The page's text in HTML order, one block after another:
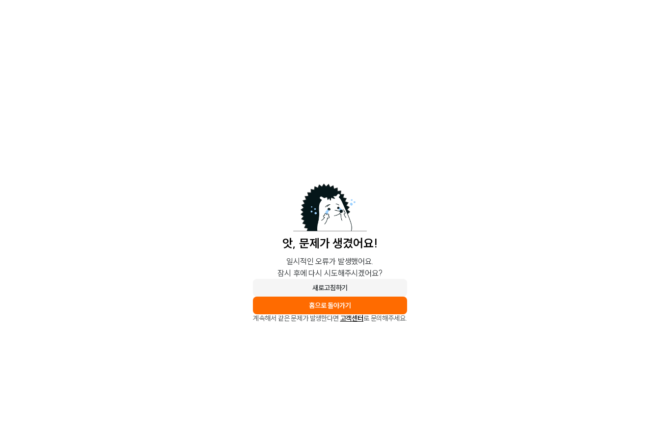
앗, 문제가 생겼어요!
일시적인 오류가 발생했어요.
잠시 후에 다시 시도해주시겠어요?
새로고침하기
홈으로 돌아가기
계속해서 같은 문제가 발생한다면 고객센터로 문의해주세요.